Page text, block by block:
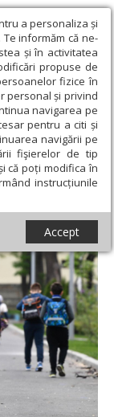
a personaliza și
informăm că ne-
și în activitatea
propuse de
fizice în
personal și privind
navigarea pe
pentru a citi și
navigării pe
fişierelor de tip
că poți modifica în
instrucțiunile
Accept
› Elevii din
aer liber